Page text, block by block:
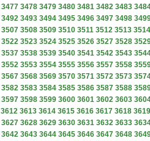
3477 3478 3479 3480 3481 3482 3483
3492 3493 3494 3495 3496 3497 3498
3507 3508 3509 3510 3511 3512 3513 3514
3522 3523 3524 3525 3526 3527 3528
3537 3538 3539 3540 3541 3542 3543
3552 3553 3554 3555 3556 3557 3558
3567 3568 3569 3570 3571 3572 3573
3582 3583 3584 3585 3586 3587 3588
3597 3598 3599 3600 3601 3602 3603
3612 3613 3614 3615 3616 3617 3618 3619
3627 3628 3629 3630 3631 3632 3633
3642 3643 3644 3645 3646 3647 3648